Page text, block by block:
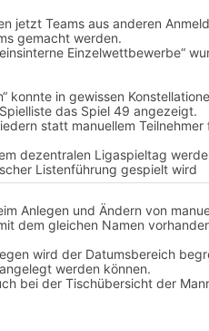
jetzt Teams aus anderen
gemacht werden.
Einzelwettbewerbe“
konnte in gewissen
das Spiel 49 angezeigt.
statt manuellem
dezentralen Ligaspieltag
Listenführung gespielt wird
Anlegen und Ändern von
dem gleichen Namen
wird der Datumsbereich
werden können.
bei der Tischübersicht der